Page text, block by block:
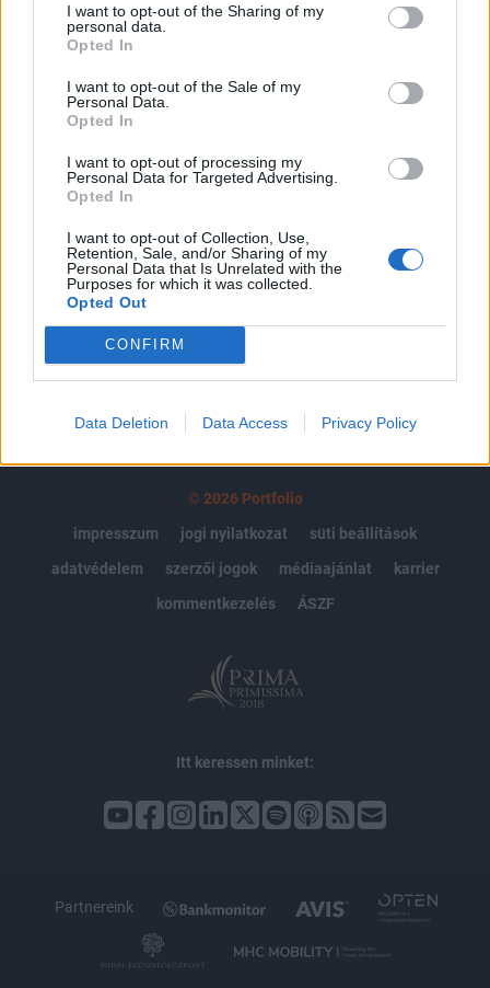
I want to opt-out of the Sharing of my
personal data.
Opted In
I want to opt-out of the Sale of my
Personal Data.
Opted In
I want to opt-out of processing my
Personal Data for Targeted Advertising.
Opted In
I want to opt-out of Collection, Use,
Retention, Sale, and/or Sharing of my
Personal Data that Is Unrelated with the
Purposes for which it was collected.
Opted Out
CONFIRM
Data Deletion Data Access Privacy Policy
A keresett cikk a portfolio.hu hírarchívumához
tartozik, melynek olvasása előfizetéses
Az előfizetés a következőket tartalmazza:
Kötéslisták: BÉT elmúlt 2 év napon belüli
kötéslistái
Előfizetés
MÁR ELŐFIZETŐNK VAGY?BEJELENTKEZÉS
© 2026 Portfolio
impresszum
jogi nyilatkozat
süti beállítások
adatvédelem
szerzői jogok médiaajánlat
karrier
kommentkezelés
ÁSZF
Itt keressen minket:
Partnereink